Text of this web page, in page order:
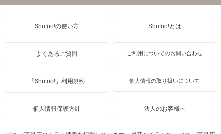
Shufoo!の使い方 Shufoo!とは
よくあるご質問 ご利用についてのお問い合わせ
「Shufoo!」利用規約 個人情報の取り扱いについて
個人情報保護方針 法人のお客様へ